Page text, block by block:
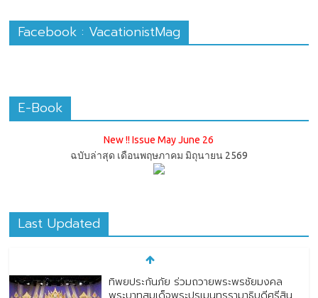
Facebook : VacationistMag
E-Book
New !! Issue May June 26
ฉบับล่าสุด เดือนพฤษภาคม มิถุนายน 2569
Last Updated
ทิพยประกันภัย ร่วมถวายพระพรชัยมงคล